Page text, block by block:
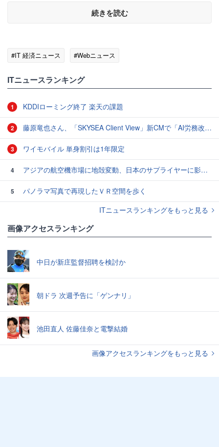
続きを読む
#IT 経済ニュース #Webニュース
ITニュースランキング
1 KDDIローミング終了 楽天の課題
2 藤原竜也さん、「SKYSEA Client View」新CMで「AI労務改善」をアピール 働き方をAIが分析したら「すぐに休んで」と言われる？
3 ワイモバイル 単身割引は1年限定
4 アジアの航空機市場に地殻変動、日本のサプライヤーに影響も
5
パノラマ写真で再現したＶＲ空間を歩く
ITニュースランキングをもっと見る
画像アクセスランキング
中日が新庄監督招聘を検討か
朝ドラ 次週予告に「ゲンナリ」
池田直人 佐藤佳奈と電撃結婚
画像アクセスランキングをもっと見る